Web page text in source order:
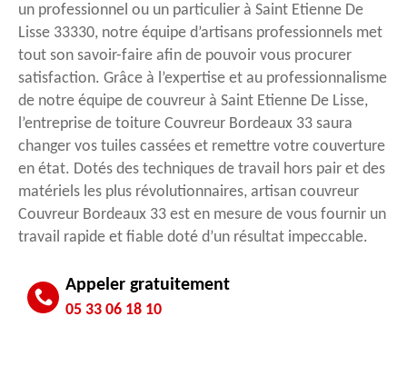
un professionnel ou un particulier à Saint Etienne De
Lisse 33330, notre équipe d’artisans professionnels met
tout son savoir-faire afin de pouvoir vous procurer
satisfaction. Grâce à l’expertise et au professionnalisme
de notre équipe de couvreur à Saint Etienne De Lisse,
l’entreprise de toiture Couvreur Bordeaux 33 saura
changer vos tuiles cassées et remettre votre couverture
en état. Dotés des techniques de travail hors pair et des
matériels les plus révolutionnaires, artisan couvreur
Couvreur Bordeaux 33 est en mesure de vous fournir un
travail rapide et fiable doté d’un résultat impeccable.
Appeler gratuitement
05 33 06 18 10